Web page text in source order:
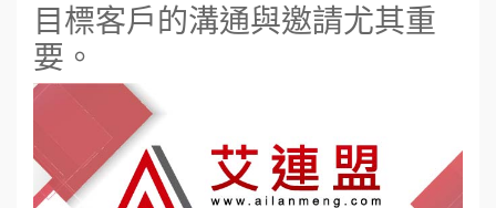
目標客戶的溝通與邀請尤其重
要。